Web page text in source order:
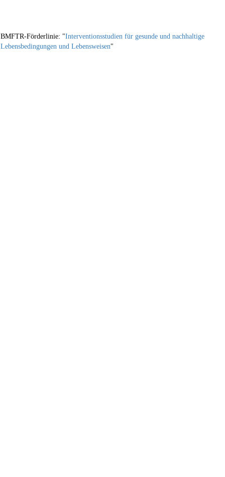
BMFTR-Förderlinie: "Interventionsstudien für gesunde und nachhaltige
Lebensbedingungen und Lebensweisen"